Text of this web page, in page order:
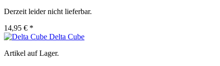
Derzeit leider nicht lieferbar.
14,95 € *
Delta Cube
Artikel auf Lager.